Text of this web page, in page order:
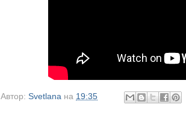
Автор: Svetlana на 19:35